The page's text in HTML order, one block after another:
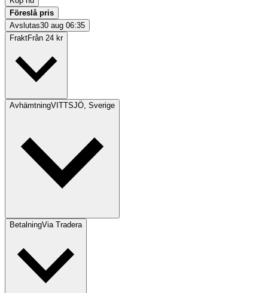
Föreslå pris
Avslutas30 aug 06:35
FraktFrån 24 kr
AvhämtningVITTSJÖ, Sverige
BetalningVia Tradera